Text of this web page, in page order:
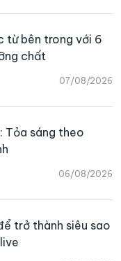
07/08/2026
từ bên trong với 6
chất
06/08/2026
Tỏa sáng theo
trở thành siêu sao